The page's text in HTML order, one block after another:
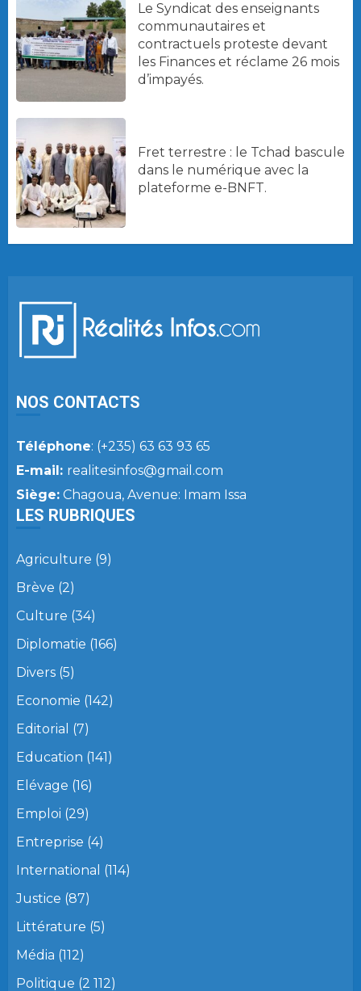
Le Syndicat des enseignants
communautaires et
contractuels proteste devant
les Finances et réclame 26 mois
d’impayés.
Fret terrestre : le Tchad bascule
dans le numérique avec la
plateforme e-BNFT.
NOS CONTACTS
Téléphone: (+235) 63 63 93 65
E-mail: realitesinfos@gmail.com
Siège: Chagoua, Avenue: Imam Issa
LES RUBRIQUES
Agriculture (9)
Brève (2)
Culture (34)
Diplomatie (166)
Divers (5)
Economie (142)
Editorial (7)
Education (141)
Elévage (16)
Emploi (29)
Entreprise (4)
International (114)
Justice (87)
Littérature (5)
Média (112)
Politique (2 112)